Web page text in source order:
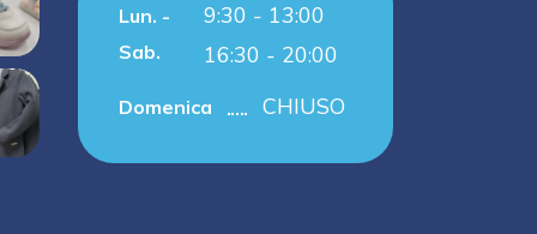
Lun. -
Sab.
9:30 - 13:00
16:30 - 20:00
Domenica CHIUSO